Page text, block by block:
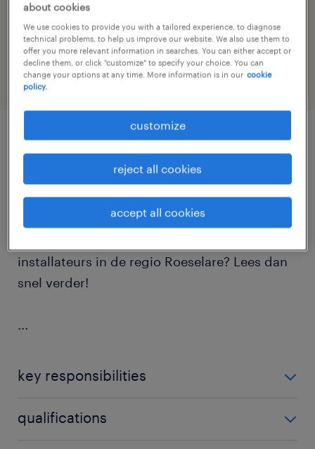
job category
sales
job details
Ben jij een commercieel talent met een
stevige basis in elektriciteit en wil je hét
installateurs in de regio Roeselare? Lees dan
snel verder!
...
key responsibilities
strategische partner die actief meedenkt met de
qualifications
about cookies
We use cookies to provide you with a tailored experience, to diagnose
technical problems, to help us improve our website. We also use them to
offer you more relevant information in searches. You can either accept or
decline them, or click "customize" to specify your choice. You can
change your options at any time. More information is in our cookie
policy.
customize
reject all cookies
accept all cookies